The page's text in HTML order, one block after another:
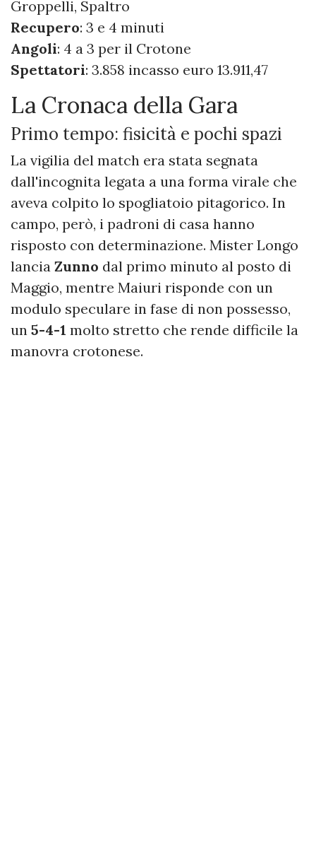
Groppelli, Spaltro
Recupero: 3 e 4 minuti
Angoli: 4 a 3 per il Crotone
Spettatori: 3.858 incasso euro 13.911,47
La Cronaca della Gara
Primo tempo: fisicità e pochi spazi
La vigilia del match era stata segnata
dall'incognita legata a una forma virale che
aveva colpito lo spogliatoio pitagorico. In
campo, però, i padroni di casa hanno
risposto con determinazione. Mister Longo
lancia Zunno dal primo minuto al posto di
Maggio, mentre Maiuri risponde con un
modulo speculare in fase di non possesso,
un 5-4-1 molto stretto che rende difficile la
manovra crotonese.